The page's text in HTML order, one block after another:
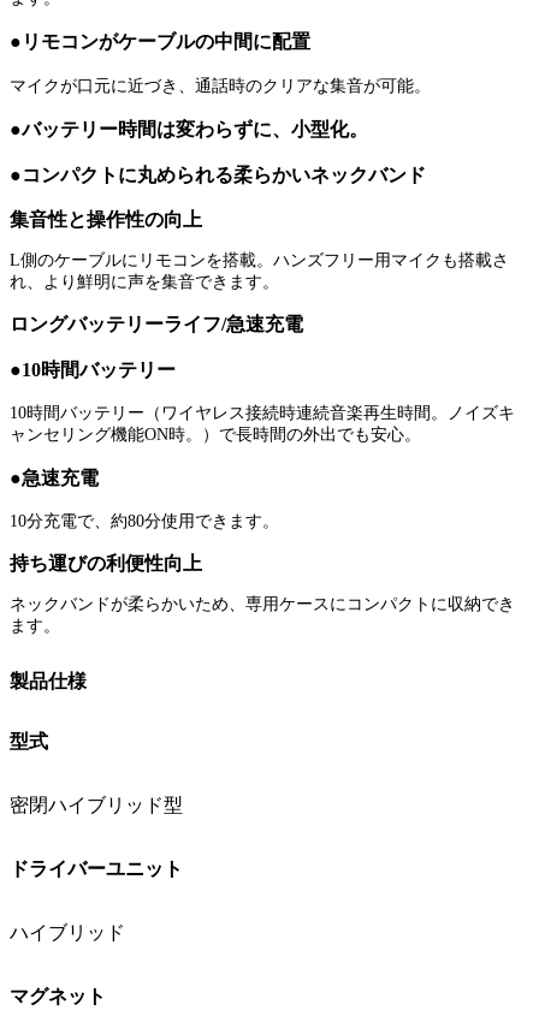
●リモコンがケーブルの中間に配置
マイクが口元に近づき、通話時のクリアな集音が可能。
●バッテリー時間は変わらずに、小型化。
●コンパクトに丸められる柔らかいネックバンド
集音性と操作性の向上
L側のケーブルにリモコンを搭載。ハンズフリー用マイクも搭載さ
れ、より鮮明に声を集音できます。
ロングバッテリーライフ/急速充電
●10時間バッテリー
10時間バッテリー（ワイヤレス接続時連続音楽再生時間。ノイズキ
ャンセリング機能ON時。）で長時間の外出でも安心。
●急速充電
10分充電で、約80分使用できます。
持ち運びの利便性向上
ネックバンドが柔らかいため、専用ケースにコンパクトに収納でき
ます。
製品仕様
型式
密閉ハイブリッド型
ドライバーユニット
ハイブリッド
マグネット